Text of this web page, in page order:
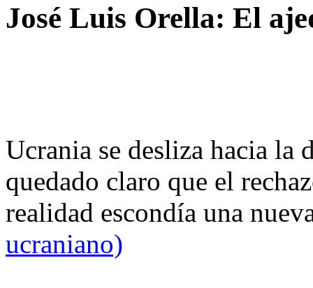
José Luis Orella: El
Ucrania se desliza hacia
quedado claro que el
realidad escondía una
ucraniano)